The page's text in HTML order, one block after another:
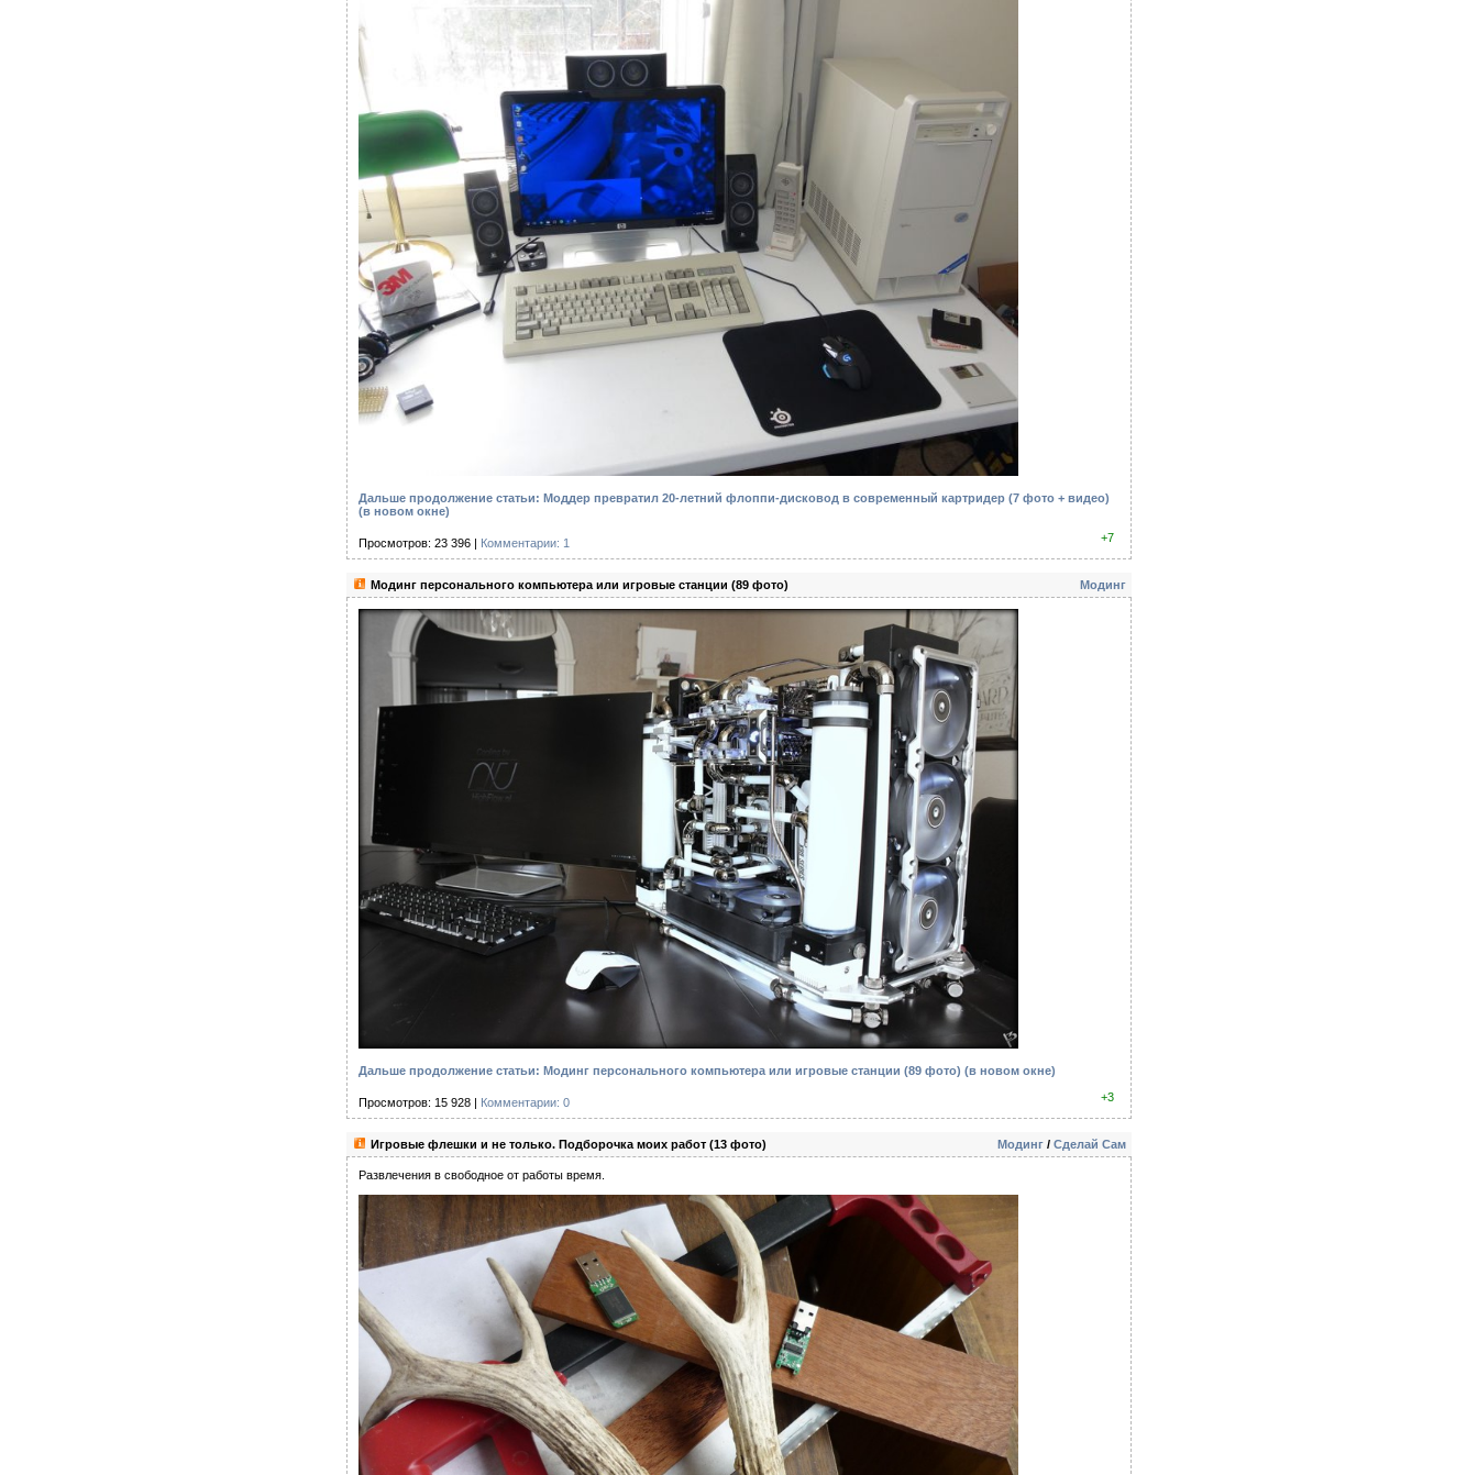
Дальше продолжение статьи: Моддер превратил 20-летний флоппи-дисковод в современный картридер (7 фото + видео)
(в новом окне)
Просмотров: 23 396 | Комментарии: 1 +7
Модинг
Модинг персонального компьютера или игровые станции (89 фото)
Дальше продолжение статьи: Модинг персонального компьютера или игровые станции (89 фото) (в новом окне)
Просмотров: 15 928 | Комментарии: 0 +3
Модинг / Сделай Сам
Игровые флешки и не только. Подборочка моих работ (13 фото)
Развлечения в свободное от работы время.